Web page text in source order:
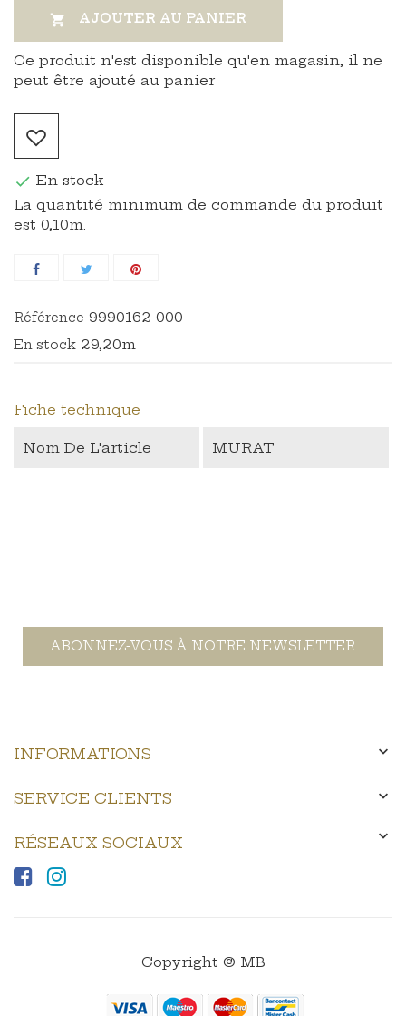
 AJOUTER AU PANIER
Ce produit n'est disponible qu'en magasin, il ne
peut être ajouté au panier
 En stock
La quantité minimum de commande du produit
est 0,10m.
Référence 9990162-000
En stock 29,20m
Fiche technique
Nom De L'article MURAT
ABONNEZ-VOUS À NOTRE NEWSLETTER
INFORMATIONS 
SERVICE CLIENTS 
RÉSEAUX SOCIAUX 
Copyright © MB